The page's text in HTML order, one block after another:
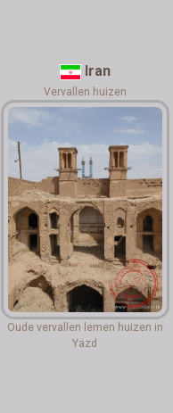
Iran
Vervallen huizen
Oude vervallen lemen huizen in
Yazd